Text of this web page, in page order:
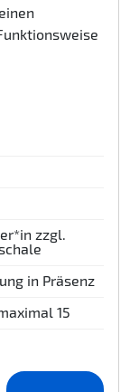
zzgl.
in Präsenz
15